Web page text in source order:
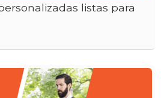
listas para